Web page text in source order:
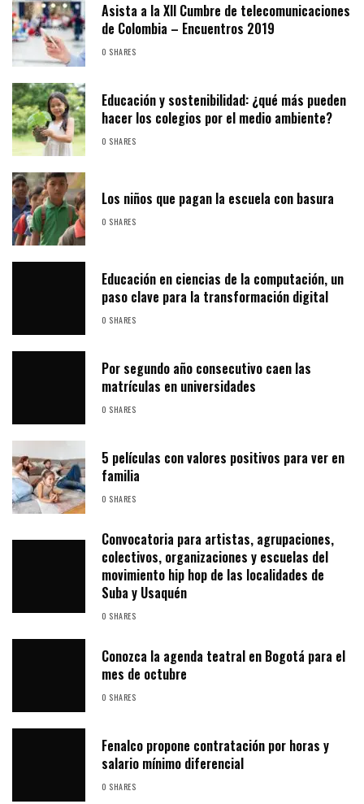
Asista a la XII Cumbre de telecomunicaciones
de Colombia – Encuentros 2019
0 SHARES
Educación y sostenibilidad: ¿qué más pueden
hacer los colegios por el medio ambiente?
0 SHARES
Los niños que pagan la escuela con basura
0 SHARES
Educación en ciencias de la computación, un
paso clave para la transformación digital
0 SHARES
Por segundo año consecutivo caen las
matrículas en universidades
0 SHARES
5 películas con valores positivos para ver en
familia
0 SHARES
Convocatoria para artistas, agrupaciones,
colectivos, organizaciones y escuelas del
movimiento hip hop de las localidades de
Suba y Usaquén
0 SHARES
Conozca la agenda teatral en Bogotá para el
mes de octubre
0 SHARES
Fenalco propone contratación por horas y
salario mínimo diferencial
0 SHARES